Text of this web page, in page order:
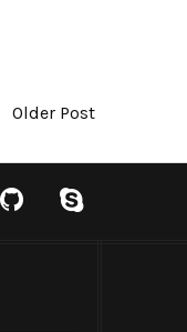
Older Post